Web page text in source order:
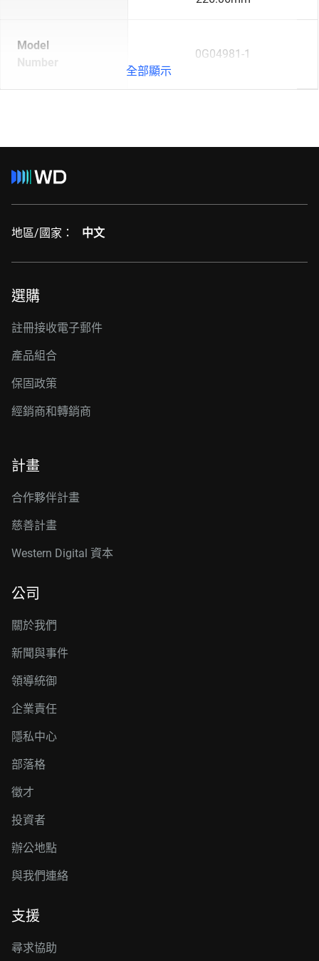
Model
Number
0G04981-1
全部顯示
地區/國家： 中文
選購
註冊接收電子郵件
產品組合
保固政策
經銷商和轉銷商
計畫
合作夥伴計畫
慈善計畫
Western Digital 資本
公司
關於我們
新聞與事件
領導統御
企業責任
隱私中心
部落格
徵才
投資者
辦公地點
與我們連絡
支援
尋求協助